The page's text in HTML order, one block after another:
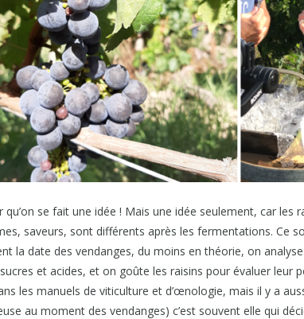
qu’on se fait une idée ! Mais une idée seulement, car
saveurs, sont différents après les fermentations. Ce
la date des vendanges, du moins en théorie, on
et acides, et on goûte les raisins pour évaluer leur
les manuels de viticulture et d’œnologie, mais il y a
au moment des vendanges) c’est souvent elle qui